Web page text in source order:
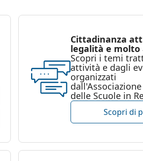
Cittadinanza
legalità e
Scopri i temi
attività e dagli
organizzati
delle Scuole in
Scopri di